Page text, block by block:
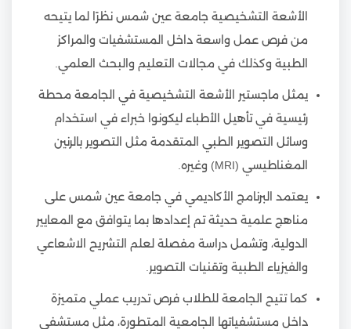
الأشعة التشخيصية جامعة عين شمس نظرًا لما يتيحه
من فرص عمل واسعة داخل المستشفيات والمراكز
الطبية وكذلك في مجالات التعليم والبحث العلمي.
يمثل ماجستير الأشعة التشخيصية في الجامعة محطة
رئيسية في تأهيل الأطباء ليكونوا خبراء في استخدام
وسائل التصوير الطبي المتقدمة مثل التصوير بالرنين
المغناطيسي (MRI) وغيره.
يعتمد البرنامج الأكاديمي في جامعة عين شمس على
مناهج علمية حديثة تم إعدادها بما يتوافق مع المعايير
الدولية، وتشمل دراسة مفصلة لعلم التشريح الاشعاعي
والفيزياء الطبية وتقنيات التصوير.
كما تتيح الجامعة للطلاب فرص تدريب عملي متميزة
داخل مستشفياتها الجامعية المتطورة، مثل مستشفى